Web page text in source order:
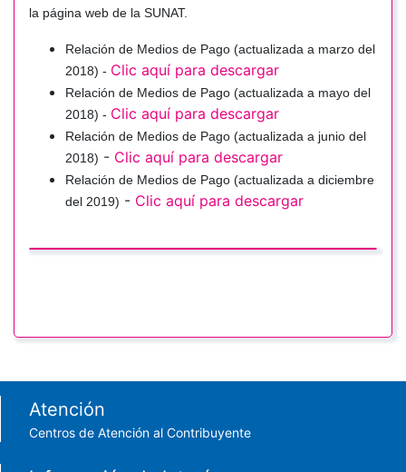
la página web de la SUNAT.
Relación de Medios de Pago (actualizada a marzo del
2018) - Clic aquí para descargar
Relación de Medios de Pago (actualizada a mayo del
2018) - Clic aquí para descargar
Relación de Medios de Pago (actualizada a junio del
2018) - Clic aquí para descargar
Relación de Medios de Pago (actualizada a diciembre
del 2019) - Clic aquí para descargar
Footer menu
Atención
Centros de Atención al Contribuyente